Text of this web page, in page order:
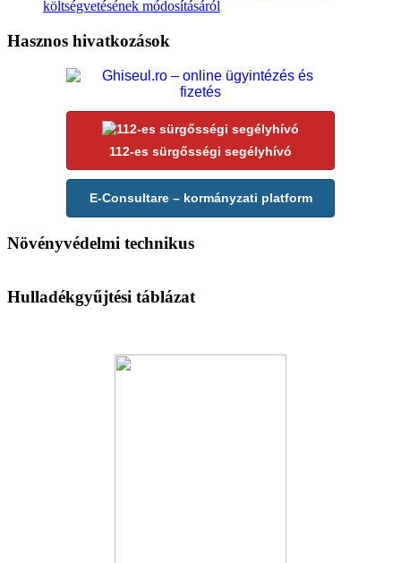
költségvetésének módosításáról
Hasznos hivatkozások
112-es sürgősségi segélyhívó
E-Consultare – kormányzati platform
Növényvédelmi technikus
Hulladékgyűjtési táblázat